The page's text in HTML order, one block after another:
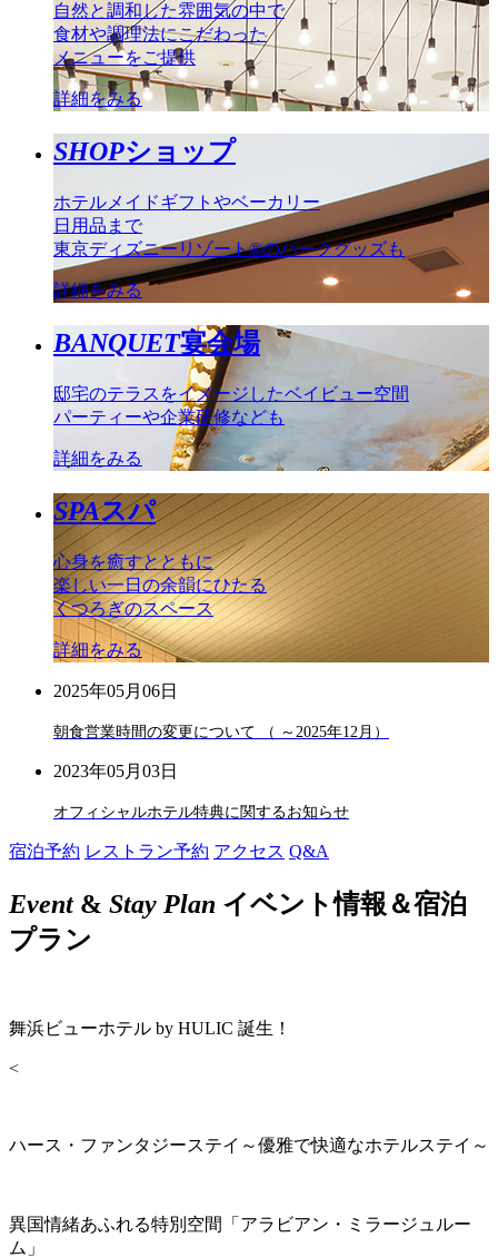
自然と調和した雰囲気の中で
食材や調理法にこだわった
メニューをご提供
詳細をみる
SHOPショップ
ホテルメイドギフトやベーカリー
日用品まで
東京ディズニーリゾート®のパークグッズも
詳細をみる
BANQUET宴会場
邸宅のテラスをイメージしたベイビュー空間
パーティーや企業研修なども
詳細をみる
SPAスパ
心身を癒すとともに
楽しい一日の余韻にひたる
くつろぎのスペース
詳細をみる
2025年05月06日
朝食営業時間の変更について （ ～2025年12月）
2023年05月03日
オフィシャルホテル特典に関するお知らせ
宿泊予約 レストラン予約 アクセス Q&A
Event& Stay Plan イベント情報＆宿泊
プラン
舞浜ビューホテル by HULIC 誕生！
<
ハース・ファンタジーステイ～優雅で快適なホテルステイ～
異国情緒あふれる特別空間「アラビアン・ミラージュルー
ム」